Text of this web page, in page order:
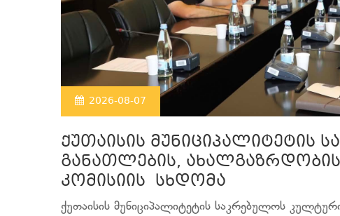
2026-08-07
ქუთაისის მუნიციპალიტეტის
განათლების,
კომისიის სხდომა
ქუთაისის მუნიციპალიტეტის საკრებულოს